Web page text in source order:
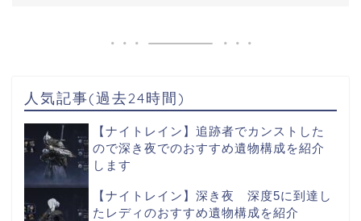
人気記事(過去24時間)
【ナイトレイン】追跡者でカンストした
ので深き夜でのおすすめ遺物構成を紹介
します
【ナイトレイン】深き夜 深度5に到達し
たレディのおすすめ遺物構成を紹介